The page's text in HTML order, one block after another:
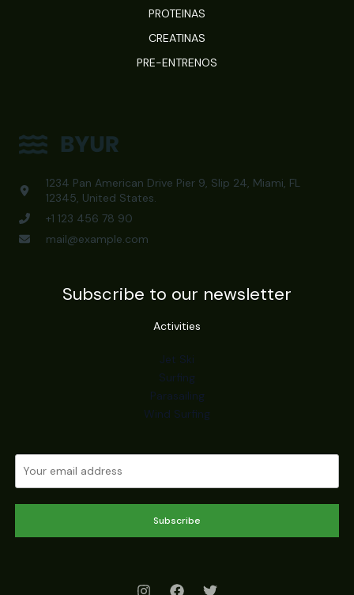
PROTEINAS
CREATINAS
PRE-ENTRENOS
1234 Pan American Drive Pier 9, Slip 24, Miami, FL
12345, United States.
+1 123 456 78 90
mail@example.com
Subscribe to our newsletter
Activities
Jet Ski
Surfing
Parasailing
Wind Surfing
Subscribe